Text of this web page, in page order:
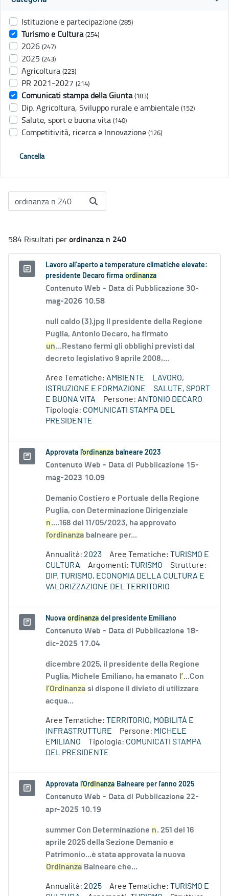
Istituzione e partecipazione (285)
Turismo e Cultura (254)
2026 (247)
2025 (243)
Agricoltura (223)
PR 2021-2027 (214)
Comunicati stampa della Giunta (183)
Dip. Agricoltura, Sviluppo rurale e ambientale (152)
Salute, sport e buona vita (140)
Competitività, ricerca e Innovazione (126)
Cancella
584 Risultati perordinanza n 240
Lavoro all’aperto a temperature climatiche elevate:
presidente Decaro firma ordinanza
Contenuto Web - Data di Pubblicazione 30-
mag-2026 10.58
null caldo (3).jpg Il presidente della Regione
Puglia, Antonio Decaro, ha firmato
un...Restano fermi gli obblighi previsti dal
decreto legislativo 9 aprile 2008,...
Aree Tematiche: AMBIENTE
LAVORO,
ISTRUZIONE E FORMAZIONE
SALUTE, SPORT
E BUONA VITA
Persone: ANTONIO DECARO
Tipologia: COMUNICATI STAMPA DEL
PRESIDENTE
Approvata l'ordinanza balneare 2023
Contenuto Web - Data di Pubblicazione 15-
mag-2023 10.09
Demanio Costiero e Portuale della Regione
Puglia, con Determinazione Dirigenziale
n....168 del 11/05/2023, ha approvato
l'ordinanza balneare per...
Annualità: 2023 Aree Tematiche: TURISMO E
CULTURA
Argomenti: TURISMO
Strutture:
DIP. TURISMO, ECONOMIA DELLA CULTURA E
VALORIZZAZIONE DEL TERRITORIO
Nuova ordinanza del presidente Emiliano
Contenuto Web - Data di Pubblicazione 18-
dic-2025 17.04
dicembre 2025, il presidente della Regione
Puglia, Michele Emiliano, ha emanato l’...Con
l’Ordinanza si dispone il divieto di utilizzare
acqua...
Aree Tematiche: TERRITORIO, MOBILITÀ E
INFRASTRUTTURE
Persone: MICHELE
EMILIANO
Tipologia: COMUNICATI STAMPA
DEL PRESIDENTE
Approvata l'Ordinanza Balneare per l'anno 2025
Contenuto Web - Data di Pubblicazione 22-
apr-2025 10.19
summer Con Determinazione n. 251 del 16
aprile 2025 della Sezione Demanio e
Patrimonio...è stata approvata la nuova
Ordinanza Balneare che...
Annualità: 2025 Aree Tematiche: TURISMO E